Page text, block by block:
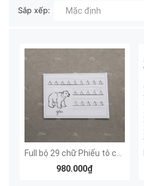
Sắp xếp: Mặc định
980.000₫